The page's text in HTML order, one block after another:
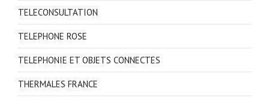
TELECONSULTATION
TELEPHONE ROSE
TELEPHONIE ET OBJETS CONNECTES
THERMALES FRANCE